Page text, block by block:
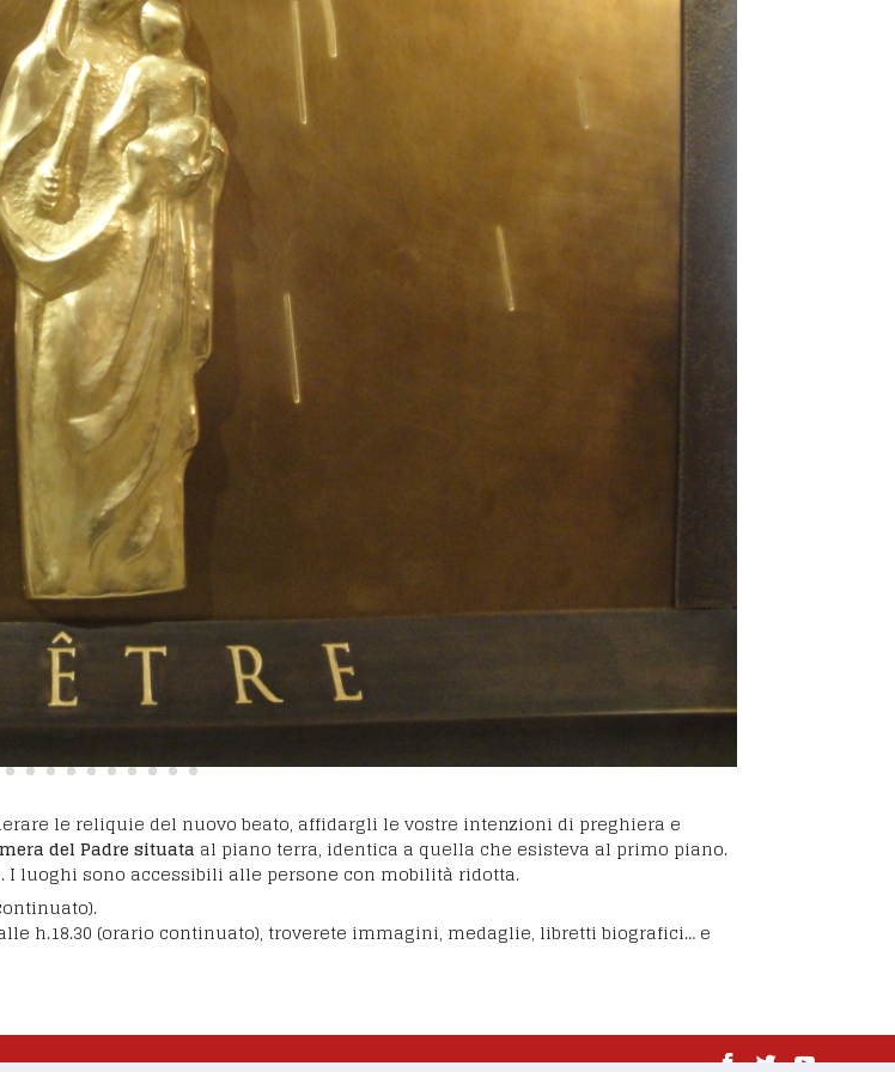
le reliquie del nuovo beato, affidargli le vostre intenzioni di preghiera e
del Padre situata al piano terra, identica a quella che esisteva al primo piano.
luoghi sono accessibili alle persone con mobilità ridotta.
h.18.30 (orario continuato), troverete immagini, medaglie, libretti biografici… e